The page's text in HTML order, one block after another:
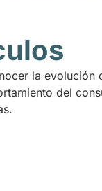
la evolución
del